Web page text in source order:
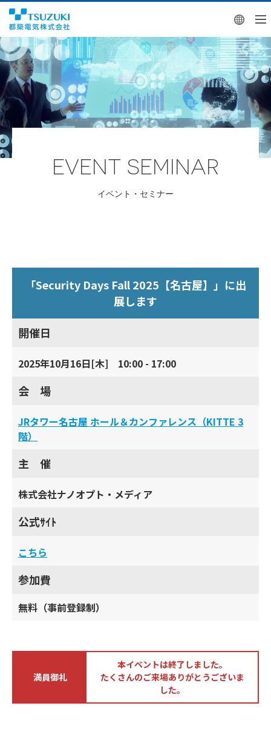
EVENT SEMINAR
イベント・セミナー
「Security Days Fall 2025【名古屋】」に出
展します
開催日
2025年10月16日[木] 10:00 - 17:00
会 場
JRタワー名古屋 ホール＆カンファレンス（KITTE 3
階）
主 催
株式会社ナノオプト・メディア
公式ｻｲﾄ
こちら
参加費
無料（事前登録制）
満員御礼
本イベントは終了しました。
たくさんのご来場ありがとうございま
した。